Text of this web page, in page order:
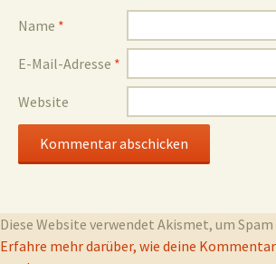
Name *
E-Mail-Adresse *
Website
Diese Website verwendet Akismet, um
Erfahre mehr darüber, wie deine